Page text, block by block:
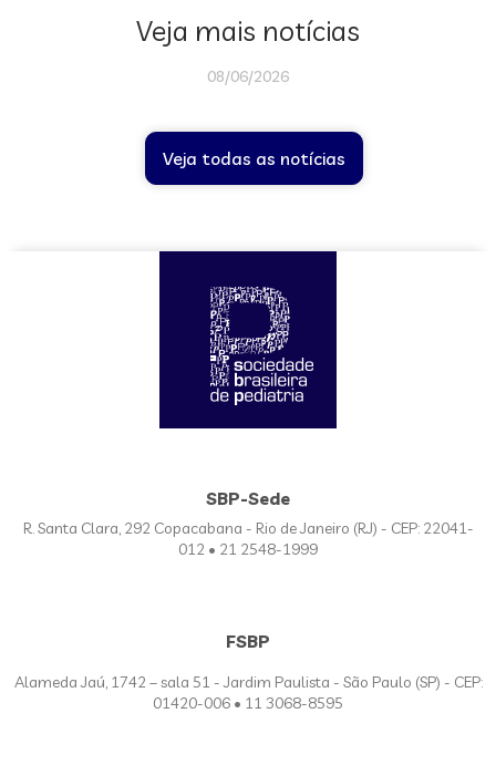
Veja mais notícias
08/06/2026
Veja todas as notícias
SBP-Sede
R. Santa Clara, 292 Copacabana - Rio de Janeiro (RJ) - CEP: 22041-
012 • 21 2548-1999
FSBP
Alameda Jaú, 1742 – sala 51 - Jardim Paulista - São Paulo (SP) - CEP:
01420-006 • 11 3068-8595